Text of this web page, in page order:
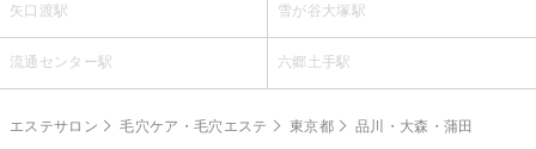
矢口渡駅 雪が谷大塚駅
流通センター駅 六郷土手駅
エステサロン 毛穴ケア・毛穴エステ 東京都 品川・大森・蒲田